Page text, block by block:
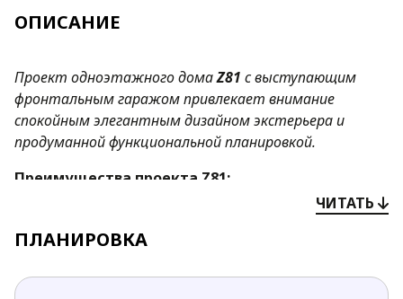
ОПИСАНИЕ
Проект одноэтажного домаZ81 с выступающим
фронтальным гаражомпривлекает внимание
спокойным элегантным дизайном экстерьера и
продуманной функциональной планировкой.
Преимущества проекта Z81:
Комфорт в использовании помещений на
одном уровне исключает необходимость
Сложная форма дневной зоны позволяет
ЧИТАТЬ
ПЛАНИРОВКА